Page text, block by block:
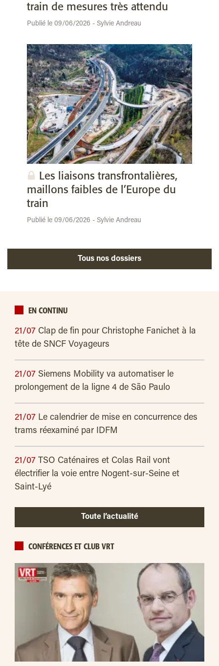
train de mesures très attendu
Publié le 09/06/2026 - Sylvie Andreau
Les liaisons transfrontalières,
maillons faibles de l’Europe du
train
Publié le 09/06/2026 - Sylvie Andreau
Tous nos dossiers
EN CONTINU
21/07 Clap de fin pour Christophe Fanichet à la
tête de SNCF Voyageurs
21/07 Siemens Mobility va automatiser le
prolongement de la ligne 4 de São Paulo
21/07 Le calendrier de mise en concurrence des
trams réexaminé par IDFM
21/07 TSO Caténaires et Colas Rail vont
électrifier la voie entre Nogent-sur-Seine et
Saint-Lyé
Toute l’actualité
CONFÉRENCES ET CLUB VRT